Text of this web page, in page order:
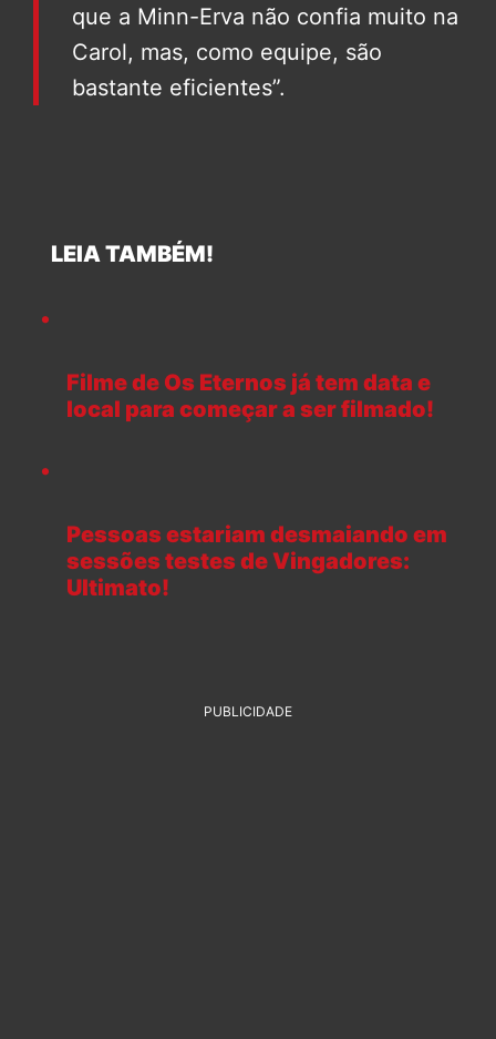
que a Minn-Erva não confia muito na
Carol, mas, como equipe, são
bastante eficientes”.
LEIA TAMBÉM!
Filme de Os Eternos já tem data e
local para começar a ser filmado!
Pessoas estariam desmaiando em
sessões testes de Vingadores:
Ultimato!
PUBLICIDADE